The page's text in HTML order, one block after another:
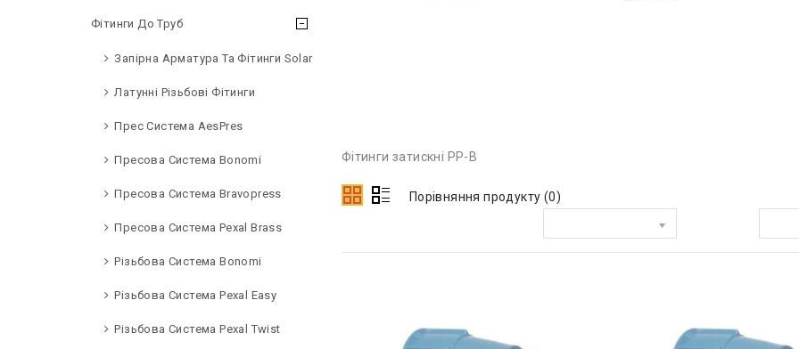
Фітинги До Труб
Запірна Арматура Та Фітинги Solar
Латунні Різьбові Фітинги
Прес Система AesPres
Пресова Система Bonomi
Пресова Система Bravopress
Пресова Система Pexal Brass
Різьбова Система Bonomi
Різьбова Система Pexal Easy
Різьбова Система Pexal Twist
Фітинги затискні PP-B
Порівняння продукту (0)